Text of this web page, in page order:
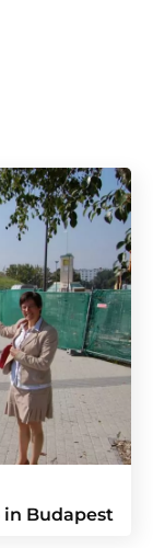
in Budapest